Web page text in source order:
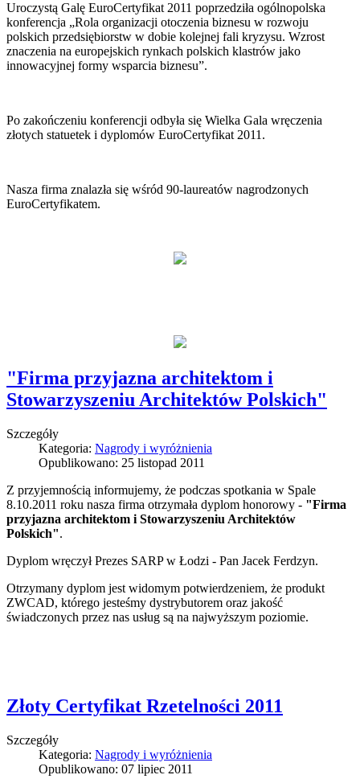
Uroczystą Galę EuroCertyfikat 2011 poprzedziła ogólnopolska
konferencja „Rola organizacji otoczenia biznesu w rozwoju
polskich przedsiębiorstw w dobie kolejnej fali kryzysu. Wzrost
znaczenia na europejskich rynkach polskich klastrów jako
innowacyjnej formy wsparcia biznesu”.
Po zakończeniu konferencji odbyła się Wielka Gala wręczenia
złotych statuetek i dyplomów EuroCertyfikat 2011.
Nasza firma znalazła się wśród 90-laureatów nagrodzonych
EuroCertyfikatem.
"Firma przyjazna architektom i
Stowarzyszeniu Architektów Polskich"
Szczegóły
Kategoria: Nagrody i wyróżnienia
Opublikowano: 25 listopad 2011
Z przyjemnością informujemy, że podczas spotkania w Spale
8.10.2011 roku nasza firma otrzymała dyplom honorowy - "Firma
przyjazna architektom i Stowarzyszeniu Architektów
Polskich".
Dyplom wręczył Prezes SARP w Łodzi - Pan Jacek Ferdzyn.
Otrzymany dyplom jest widomym potwierdzeniem, że produkt
ZWCAD, którego jesteśmy dystrybutorem oraz jakość
świadczonych przez nas usług są na najwyższym poziomie.
Złoty Certyfikat Rzetelności 2011
Szczegóły
Kategoria: Nagrody i wyróżnienia
Opublikowano: 07 lipiec 2011